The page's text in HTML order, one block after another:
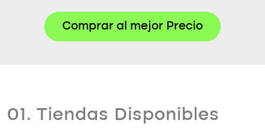
Comprar al mejor Precio
01. Tiendas Disponibles